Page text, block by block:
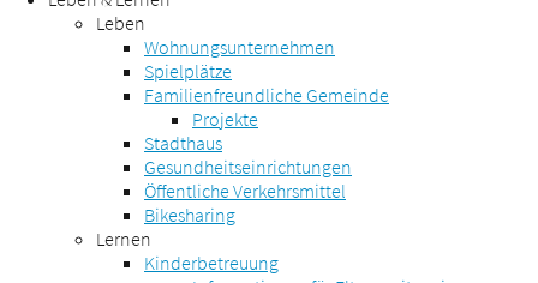
Leben
Wohnungsunternehmen
Spielplätze
Familienfreundliche Gemeinde
Projekte
Stadthaus
Gesundheitseinrichtungen
Öffentliche Verkehrsmittel
Bikesharing
Lernen
Kinderbetreuung